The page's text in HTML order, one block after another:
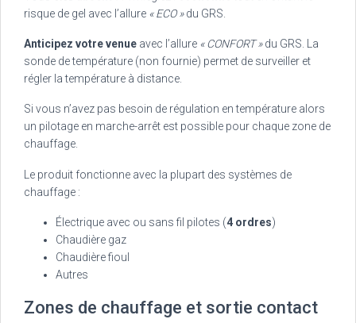
risque de gel avec l’allure « ECO »du GRS.
Anticipez votre venueavec l’allure « CONFORT »du GRS. La
sonde de température (non fournie) permet de surveiller et
régler la température à distance.
Si vous n’avez pas besoin de régulation en température alors
un pilotage en marche-arrêt est possible pour chaque zone de
chauffage.
Le produit fonctionne avec la plupart des systèmes de
chauffage :
Électrique avec ou sans fil pilotes (4 ordres)
Chaudière gaz
Chaudière fioul
Autres
Zones de chauffage et sortie contact